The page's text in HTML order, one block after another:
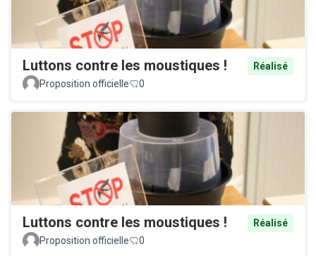
Luttons contre les moustiques !
Réalisé
Proposition officielle
0
Luttons contre les moustiques !
Réalisé
Proposition officielle
0